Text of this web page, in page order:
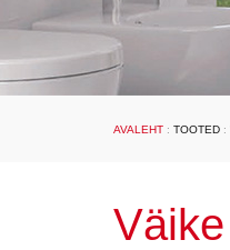
AVALEHT : TOOTED :